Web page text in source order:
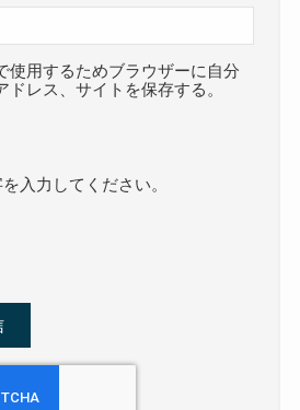
使用するためブラウザーに自分
ドレス、サイトを保存する。
入力してください。